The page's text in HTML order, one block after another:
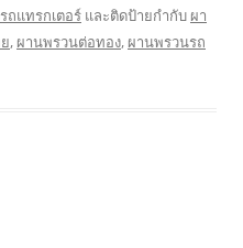
ถแทรกเตอร์ และติดป้ายกำกับ ผา
, ผานพรวนต่อทอง, ผานพรวนรถ